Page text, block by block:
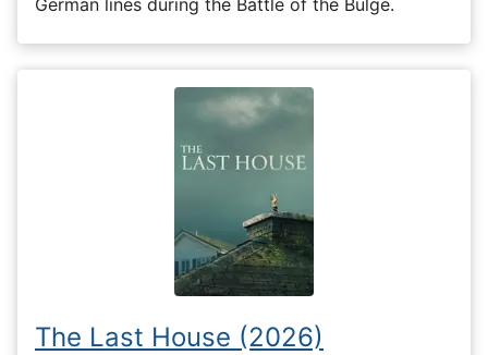
German lines during the Battle of the Bulge.
The Last House (2026)